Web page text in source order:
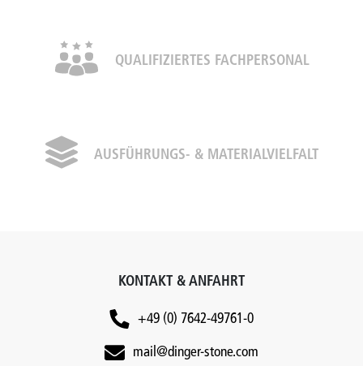
QUALIFIZIERTES FACHPERSONAL
AUSFÜHRUNGS- & MATERIALVIELFALT
KONTAKT & ANFAHRT
+49 (0) 7642-49761-0
mail@dinger-stone.com